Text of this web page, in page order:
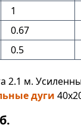
1
0.67
0.5
2.1 м.
дуги